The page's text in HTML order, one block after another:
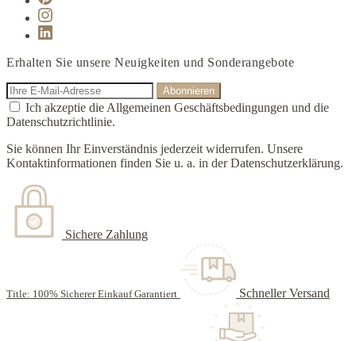
Erhalten Sie unsere Neuigkeiten und Sonderangebote
Ich akzeptie die Allgemeinen Geschäftsbedingungen und die
Datenschutzrichtlinie.
Sie können Ihr Einverständnis jederzeit widerrufen. Unsere
Kontaktinformationen finden Sie u. a. in der Datenschutzerklärung.
Sichere Zahlung
Title: 100% Sicherer Einkauf Garantiert Schneller Versand